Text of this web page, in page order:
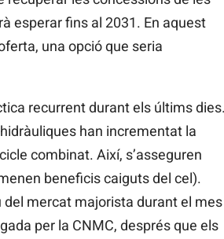
esperar fins al 2031. En aquest
una opció que seria
recurrent durant els últims dies.
han incrementat la
combinat. Així, s’asseguren
beneficis caiguts del cel).
del mercat majorista durant el mes
per la CNMC, després que els